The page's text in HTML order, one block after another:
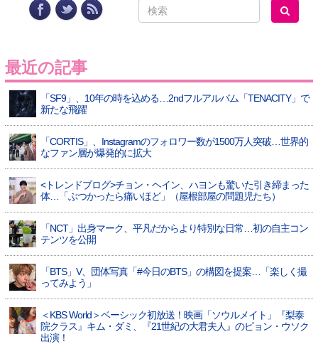
最近の記事
「SF9」、10年の時を込める…2ndフルアルバム「TENACITY」で
新たな飛躍
「CORTIS」、Instagramのフォロワー数が1500万人突破…世界的
なファン層が爆発的に拡大
<トレンドブログ>チョン・ヘイン、ハヨンも驚いた引き締まった
体…「ぶつかったら痛いほど」（屋根部屋の問題児たち）
「NCT」出身マーク、平凡だからより特別な日常…初の自主コン
テンツを公開
「BTS」V、団体写真「#今日のBTS」の構図を提案…「楽しく撮
ってみよう」
＜KBS World＞ベーシック初放送！映画「ソウルメイト」『梨泰
院クラス』キム・ダミ、『21世紀の大君夫人』のピョン・ウソク
出演！